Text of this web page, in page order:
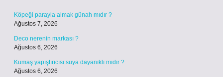
Köpeği parayla almak günah mıdır ?
Ağustos 7, 2026
Deco nerenin markası ?
Ağustos 6, 2026
Kumaş yapıştırıcısı suya dayanıklı mıdır ?
Ağustos 6, 2026